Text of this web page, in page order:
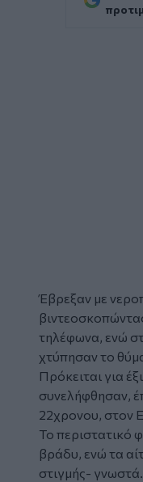
Έβρεξαν με
τηλέφωνα, ενώ
χτύπησαν το
Πρόκειται για
συνελήφθησαν,
22χρονου, στον
Το περιστατικό
βράδυ, ενώ τα
στιγμής- γνωστά.